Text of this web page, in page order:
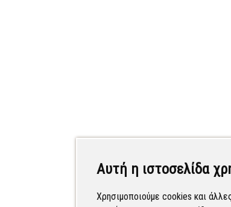
Αυτή η ιστοσελίδα
Χρησιμοποιούμε cookies και